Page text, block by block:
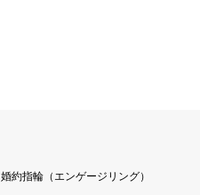
婚約指輪（エンゲージリング）